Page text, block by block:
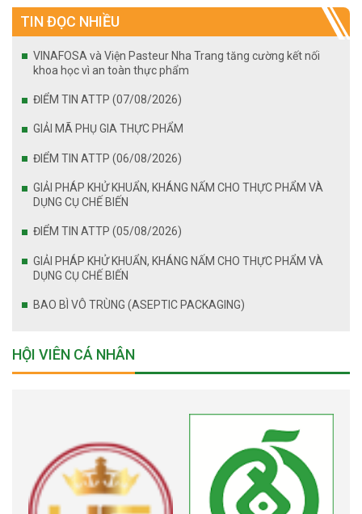
TIN ĐỌC NHIỀU
VINAFOSA và Viện Pasteur Nha Trang tăng cường kết nối
khoa học vì an toàn thực phẩm
ĐIỂM TIN ATTP (07/08/2026)
GIẢI MÃ PHỤ GIA THỰC PHẨM
ĐIỂM TIN ATTP (06/08/2026)
GIẢI PHÁP KHỬ KHUẨN, KHÁNG NẤM CHO THỰC PHẨM VÀ
DỤNG CỤ CHẾ BIẾN
ĐIỂM TIN ATTP (05/08/2026)
GIẢI PHÁP KHỬ KHUẨN, KHÁNG NẤM CHO THỰC PHẨM VÀ
DỤNG CỤ CHẾ BIẾN
BAO BÌ VÔ TRÙNG (ASEPTIC PACKAGING)
HỘI VIÊN CÁ NHÂN